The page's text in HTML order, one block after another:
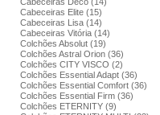
Cabeceiras Elite (15)
Cabeceiras Lisa (14)
Cabeceiras Vitória (14)
Colchões Absolut (19)
Colchões Astral Orion (36)
Colchões CITY VISCO (2)
Colchões Essential Adapt (36)
Colchões Essential Comfort (36)
Colchões Essential Firm (36)
Colchões ETERNITY (9)